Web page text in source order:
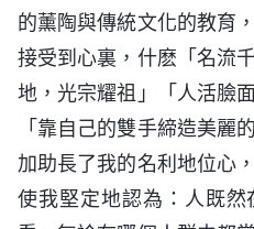
的薰陶與傳統文化的教育
接受到心裏，什麽「名流
地，光宗耀祖」「人活臉
「靠自己的雙手締造美麗
加助長了我的名利地位心
使我堅定地認為：人既